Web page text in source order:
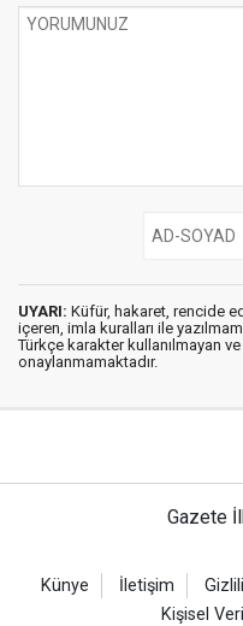
UYARI: Küfür, hakaret, rencide
içeren, imla kuralları ile
Türkçe karakter kullanılmayan
onaylanmamaktadır.
Gazete
Künye İletişim
Kişisel